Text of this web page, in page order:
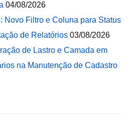
04/08/2026
Novo Filtro e Coluna para Status
de Relatórios 03/08/2026
de Lastro e Camada em
na Manutenção de Cadastro